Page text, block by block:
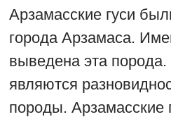
Арзамасские гуси
города Арзамаса.
выведена эта порода.
являются
породы. Арзамасские